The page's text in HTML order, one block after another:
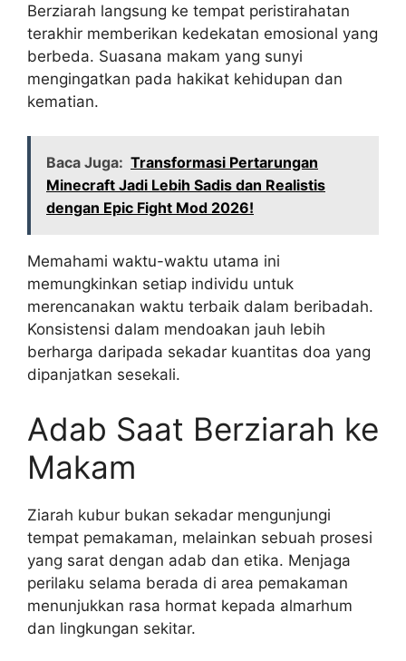
Berziarah langsung ke tempat peristirahatan
terakhir memberikan kedekatan emosional yang
berbeda. Suasana makam yang sunyi
mengingatkan pada hakikat kehidupan dan
kematian.
Baca Juga: Transformasi Pertarungan
Minecraft Jadi Lebih Sadis dan Realistis
dengan Epic Fight Mod 2026!
Memahami waktu-waktu utama ini
memungkinkan setiap individu untuk
merencanakan waktu terbaik dalam beribadah.
Konsistensi dalam mendoakan jauh lebih
berharga daripada sekadar kuantitas doa yang
dipanjatkan sesekali.
Adab Saat Berziarah ke
Makam
Ziarah kubur bukan sekadar mengunjungi
tempat pemakaman, melainkan sebuah prosesi
yang sarat dengan adab dan etika. Menjaga
perilaku selama berada di area pemakaman
menunjukkan rasa hormat kepada almarhum
dan lingkungan sekitar.